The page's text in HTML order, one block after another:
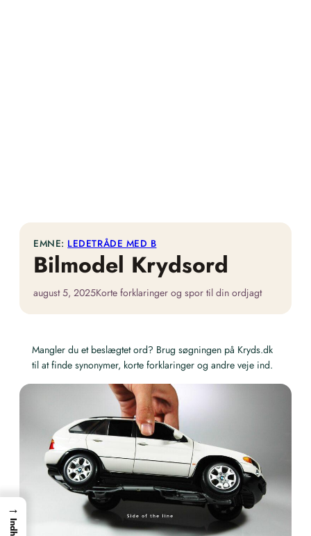
EMNE: LEDETRÅDE MED B
Bilmodel Krydsord
august 5, 2025Korte forklaringer og spor til din ordjagt
Mangler du et beslægtet ord? Brug søgningen på Kryds.dk
til at finde synonymer, korte forklaringer og andre veje ind.
→